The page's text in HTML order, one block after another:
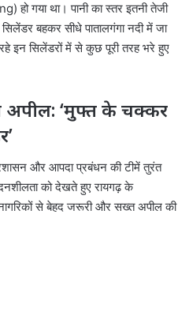
हो गया था। पानी का स्तर इतनी तेजी
बहकर सीधे पातालगंगा नदी में जा
इन सिलेंडरों में से कुछ पूरी तरह भरे हुए
अपील: ‘मुफ्त के चक्कर
और आपदा प्रबंधन की टीमें तुरंत
को देखते हुए रायगढ़ के
से बेहद जरूरी और सख्त अपील की